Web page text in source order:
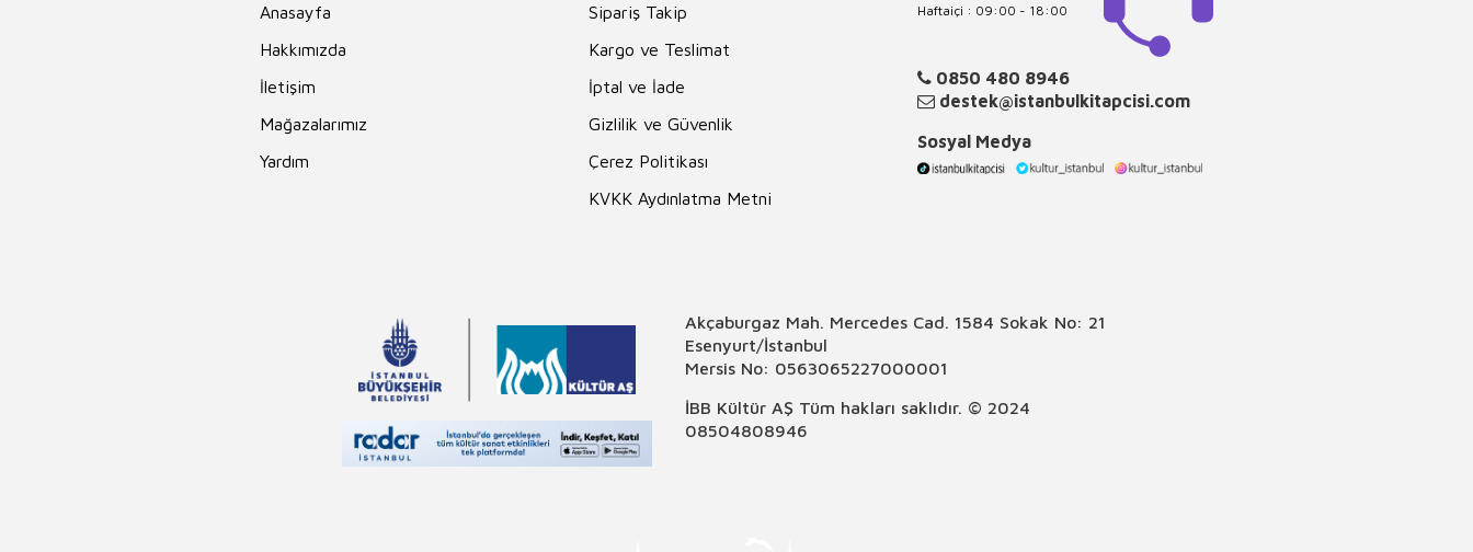
Anasayfa
Hakkımızda
İletişim
Mağazalarımız
Yardım
Sipariş Takip
Kargo ve Teslimat
İptal ve İade
Gizlilik ve Güvenlik
Çerez Politikası
KVKK Aydınlatma Metni
Haftaiçi : 09:00 - 18:00
0850 480 8946
destek@istanbulkitapcisi.com
Sosyal Medya
Akçaburgaz Mah. Mercedes Cad. 1584 Sokak No: 21
Esenyurt/İstanbul
Mersis No: 0563065227000001
İBB Kültür AŞ Tüm hakları saklıdır. © 2024
08504808946